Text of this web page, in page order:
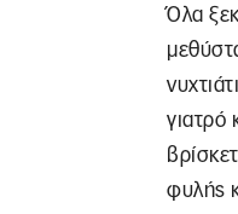
Όλα
γιατρό
φυλής